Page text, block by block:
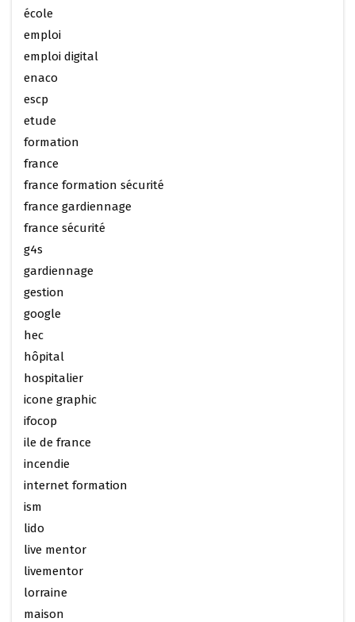
école
emploi
emploi digital
enaco
escp
etude
formation
france
france formation sécurité
france gardiennage
france sécurité
g4s
gardiennage
gestion
google
hec
hôpital
hospitalier
icone graphic
ifocop
ile de france
incendie
internet formation
ism
lido
live mentor
livementor
lorraine
maison